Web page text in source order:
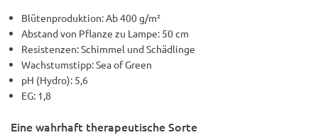
Blütenproduktion: Ab 400 g/m²
Abstand von Pflanze zu Lampe: 50 cm
Resistenzen: Schimmel und Schädlinge
Wachstumstipp: Sea of Green
pH (Hydro): 5,6
EG: 1,8
Eine wahrhaft therapeutische Sorte